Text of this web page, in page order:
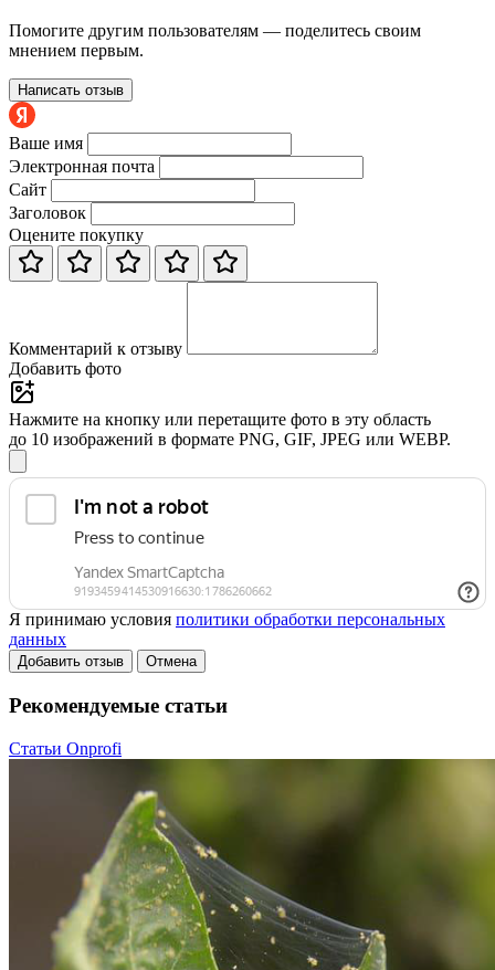
Помогите другим пользователям — поделитесь своим
мнением первым.
Написать отзыв
Ваше имя
Электронная почта
Сайт
Заголовок
Оцените покупку
Комментарий к отзыву
Добавить фото
Нажмите на кнопку или перетащите фото в эту область
до 10 изображений в формате PNG, GIF, JPEG или WEBP.
Я принимаю условия политики обработки персональных
данных
Добавить отзыв Отмена
Рекомендуемые статьи
Статьи Onprofi